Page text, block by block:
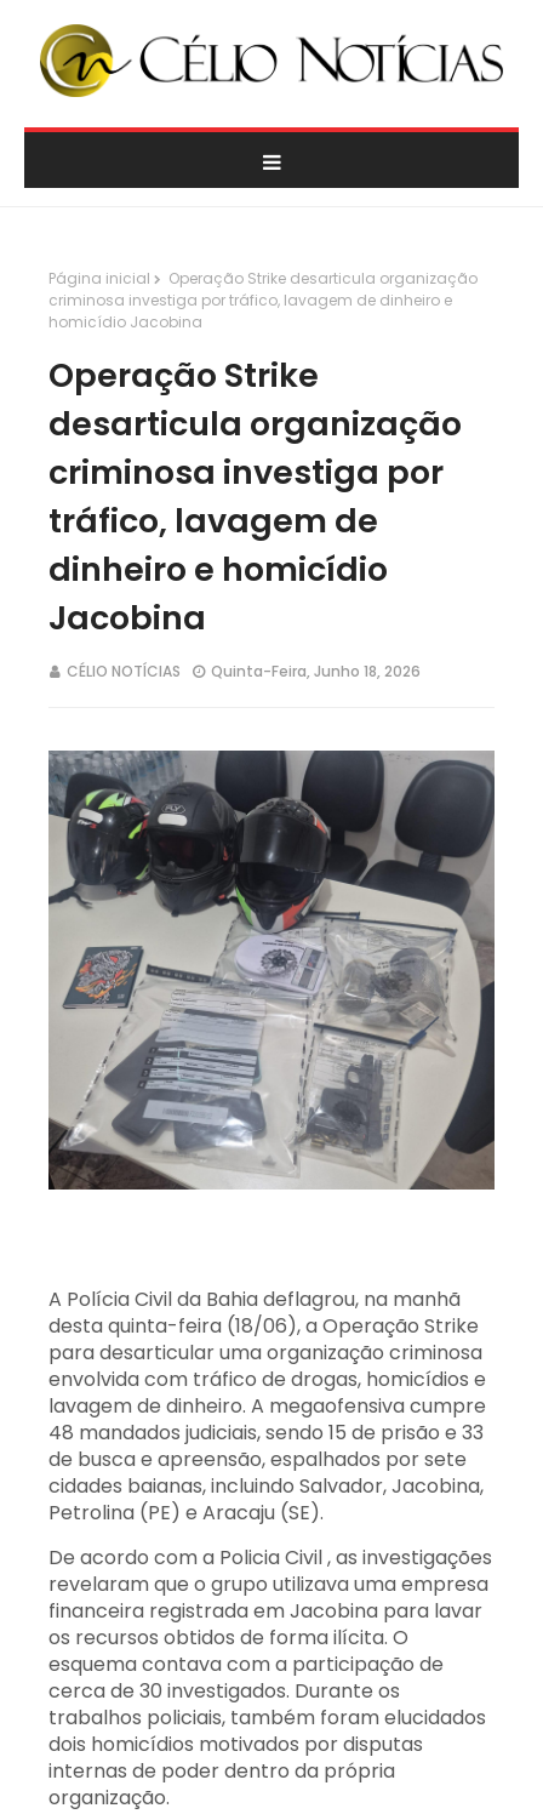
Página inicial
Operação Strike desarticula organização
criminosa investiga por tráfico, lavagem de dinheiro e
homicídio Jacobina
Operação Strike
desarticula organização
criminosa investiga por
tráfico, lavagem de
dinheiro e homicídio
Jacobina
CÉLIO NOTÍCIAS Quinta-Feira, Junho 18, 2026
A Polícia Civil da Bahia deflagrou, na manhã
desta quinta-feira (18/06), a Operação Strike
para desarticular uma organização criminosa
envolvida com tráfico de drogas, homicídios e
lavagem de dinheiro. A megaofensiva cumpre
48 mandados judiciais, sendo 15 de prisão e 33
de busca e apreensão, espalhados por sete
cidades baianas, incluindo Salvador, Jacobina,
Petrolina (PE) e Aracaju (SE).
De acordo com a Policia Civil , as investigações
revelaram que o grupo utilizava uma empresa
financeira registrada em Jacobina para lavar
os recursos obtidos de forma ilícita. O
esquema contava com a participação de
cerca de 30 investigados. Durante os
trabalhos policiais, também foram elucidados
dois homicídios motivados por disputas
internas de poder dentro da própria
organização.